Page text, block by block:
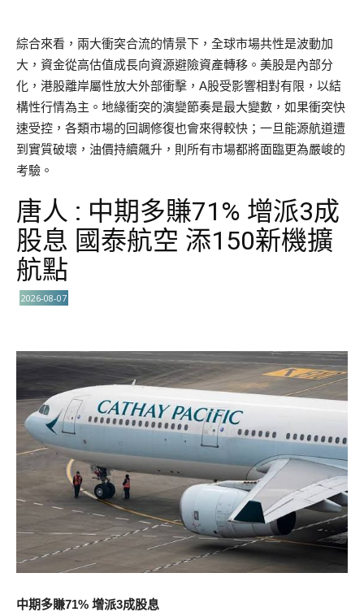
綜合來看，兩大衝突合流的情景下，全球市場共性是波動加
大，資金從高估值成長向資源避險資產轉移。美股是內部分
化，港股離岸屬性放大外部衝擊，A股受影響相對有限，以結
構性行情為主。地緣衝突的演變節奏是最大變數，如果衝突快
速受控，各類市場的回調修復也會來得較快；一旦能源航道遭
到實質破壞，油價持續飆升，則所有市場都將面臨更為嚴峻的
考驗。
唐人 : 中期多賺71% 增派3成
股息 國泰航空 添150新機擴
航點
2026-08-07
中期多賺71% 增派3成股息